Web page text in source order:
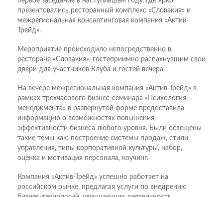
презентовались ресторанный комплекс «Словакия» и
межрегиональная консалтинговая компания «Актив-
Трейд».
Мероприятие происходило непосредственно в
ресторане «Словакия», гостеприимно распахнувшим свои
двери для участников Клуба и гостей вечера.
На вечере межрегиональная компания «Актив-Трейд» в
рамках трехчасового бизнес-семинара «Психология
менеджмента» в развернутой форме предоставила
информацию о возможностях повышения
эффективности бизнеса любого уровня. Были освещены
такие темы как: построение системы продаж, стили
управления, типы корпоративной культуры, набор,
оценка и мотивация персонала, коучинг.
Компания «Актив-Трейд» успешно работает на
российском рынке, предлагая услуги по внедрению